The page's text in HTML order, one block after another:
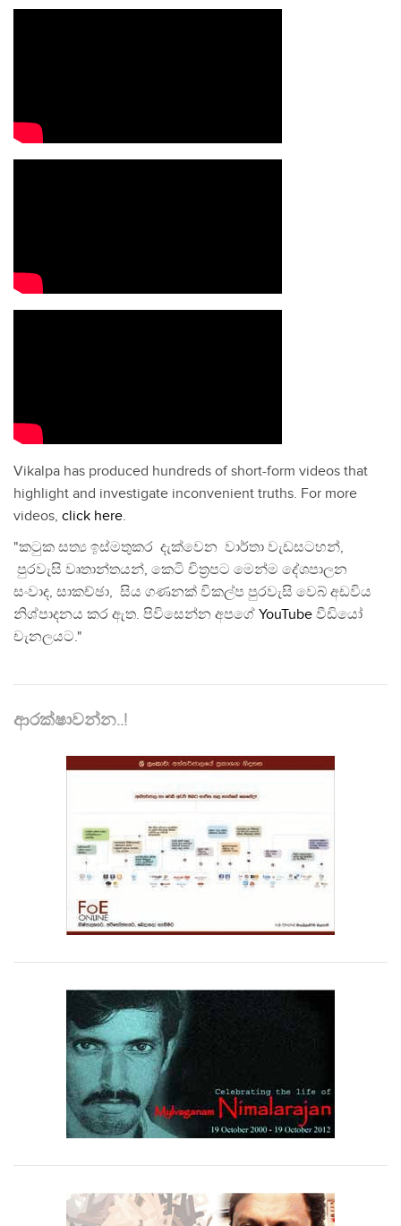
Vikalpa has produced hundreds of short-form videos that
highlight and investigate inconvenient truths. For more
videos, click here.
"කටුක සත්‍ය ඉස්මතුකර දැක්වෙන වාර්තා වැඩසටහන්,
පුරවැසි වෘතාන්තයන්, කෙටි චිත්‍රපට මෙන්ම දේශපාලන
සංවාද, සාකච්ඡා, සිය ගණනක් විකල්ප පුරවැසි වෙබ් අඩවිය
නිශ්පාදනය කර ඇත. පිවිසෙන්න අපගේ YouTube වීඩියෝ
චැනලයට."
ආරක්ෂාවන්න..!